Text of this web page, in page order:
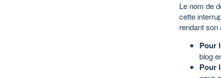
Le nom de
cette
rendant son
Pour
blog
Pour